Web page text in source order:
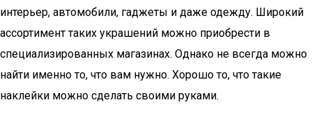
интерьер, автомобили, гаджеты и даже одежду. Широкий
ассортимент таких украшений можно приобрести в
специализированных магазинах. Однако не всегда можно
найти именно то, что вам нужно. Хорошо то, что такие
наклейки можно сделать своими руками.